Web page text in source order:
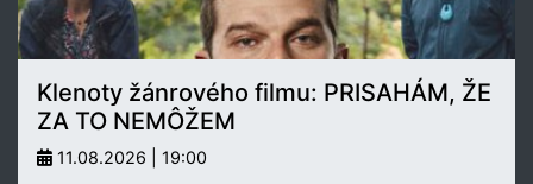
Klenoty žánrového filmu: PRISAHÁM, ŽE
ZA TO NEMÔŽEM
11.08.2026 | 19:00